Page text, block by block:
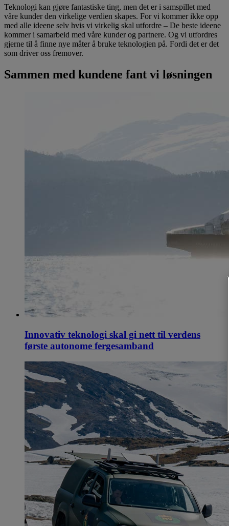
Teknologi kan gjøre fantastiske ting, men det er i samspillet med
våre kunder den virkelige verdien skapes. For vi kommer ikke opp
med alle ideene selv hvis vi virkelig skal utfordre – De beste ideene
kommer i samarbeid med våre kunder og partnere. Og vi utfordres
gjerne til å finne nye måter å bruke teknologien på. Fordi det er det
som driver oss fremover.
Sammen med kundene fant vi løsningen
Innovativ teknologi skal gi nett til verdens
første autonome fergesamband